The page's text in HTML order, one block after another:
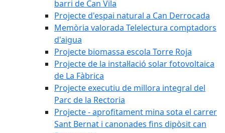
barri de Can Vila
Projecte d'espai natural a Can Derrocada
Memòria valorada Telelectura comptadors
d'aigua
Projecte biomassa escola Torre Roja
Projecte de la instal·lació solar fotovoltaica
de La Fàbrica
Projecte executiu de millora integral del
Parc de la Rectoria
Projecte - aprofitament mina sota el carrer
Sant Bernat i canonades fins dipòsit can